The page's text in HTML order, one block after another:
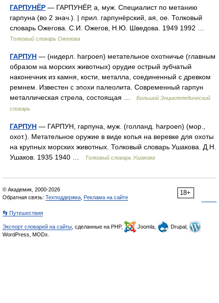
ГАРПУНЁР — ГАРПУНЁР, а, муж. Специалист по метанию
гарпуна (во 2 знач.). | прил. гарпунёрский, ая, ое. Толковый
словарь Ожегова. С.И. Ожегов, Н.Ю. Шведова. 1949 1992 …
Толковый словарь Ожегова
ГАРПУН — (нидерл. harpoen) метательное охотничье (главным
образом на морских животных) орудие острый зубчатый
наконечник из камня, кости, металла, соединенный с древком
ремнем. Известен с эпохи палеолита. Современный гарпун
металлическая стрела, состоящая …
Большой Энциклопедический
словарь
ГАРПУН — ГАРПУН, гарпуна, муж. (голланд. harpoen) (мор.,
охот.). Метательное оружие в виде копья на веревке для охоты
на крупных морских животных. Толковый словарь Ушакова. Д.Н.
Ушаков. 1935 1940 …
Толковый словарь Ушакова
18+
© Академик, 2000-2026
Обратная связь: Техподдержка Реклама на сайте
👣 Путешествия
Экспорт словарей на сайты , сделанные на PHP, Joomla,
Drupal,
WordPress, MODx.